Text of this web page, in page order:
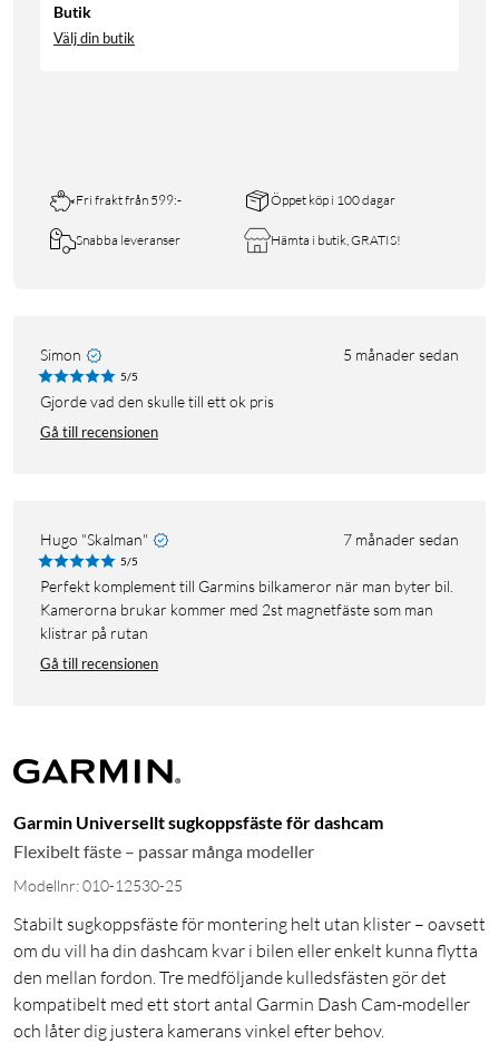
Butik
Välj din butik
Fri frakt från 599:- Öppet köp i 100 dagar
Snabba leveranser Hämta i butik, GRATIS!
Simon 5 månader sedan
5/5
Gjorde vad den skulle till ett ok pris
Gå till recensionen
Hugo "Skalman" 7 månader sedan
5/5
Perfekt komplement till Garmins bilkameror när man byter bil.
Kamerorna brukar kommer med 2st magnetfäste som man
klistrar på rutan
Gå till recensionen
Garmin Universellt sugkoppsfäste för dashcam
Flexibelt fäste – passar många modeller
Modellnr: 010-12530-25
Stabilt sugkoppsfäste för montering helt utan klister – oavsett
om du vill ha din dashcam kvar i bilen eller enkelt kunna flytta
den mellan fordon. Tre medföljande kulledsfästen gör det
kompatibelt med ett stort antal Garmin Dash Cam-modeller
och låter dig justera kamerans vinkel efter behov.